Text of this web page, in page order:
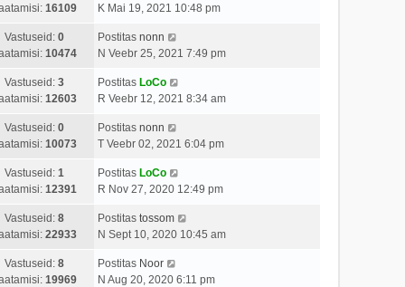
16109
K Mai 19, 2021 10:48 pm
Vastuseid: 0
10474
Postitas nonn
N Veebr 25, 2021 7:49 pm
Vastuseid: 3
12603
Postitas LoCo
R Veebr 12, 2021 8:34 am
Vastuseid: 0
10073
Postitas nonn
T Veebr 02, 2021 6:04 pm
Vastuseid: 1
12391
Postitas LoCo
R Nov 27, 2020 12:49 pm
Vastuseid: 8
22933
Postitas tossom
N Sept 10, 2020 10:45 am
Vastuseid: 8
19969
Postitas Noor
N Aug 20, 2020 6:11 pm